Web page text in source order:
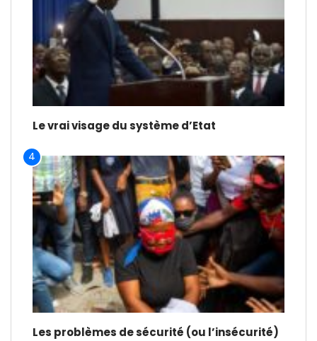
Le vrai visage du système d’Etat
4
Les problèmes de sécurité (ou l’insécurité)